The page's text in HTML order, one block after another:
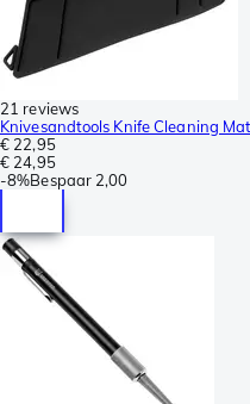
21 reviews
Knivesandtools Knife Cleaning
€ 22,95
€ 24,95
-8%Bespaar 2,00